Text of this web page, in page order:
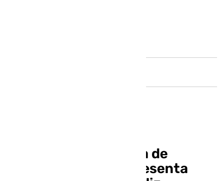
La danza comunitaria de
Carlota Mantecón presenta